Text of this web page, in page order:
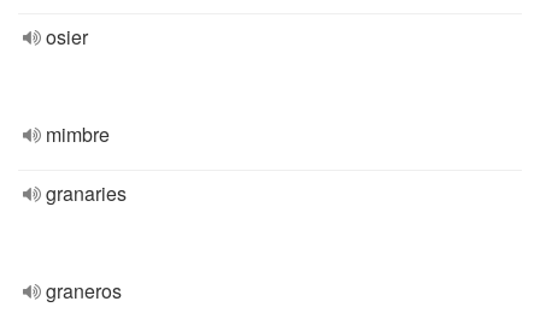
osier
mimbre
granaries
graneros